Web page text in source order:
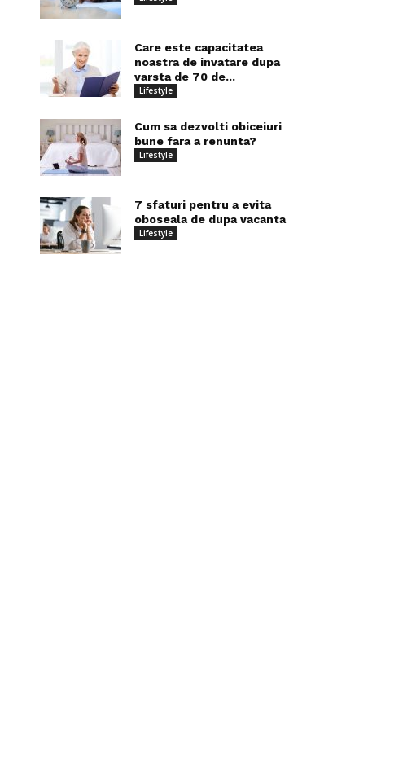
Care este capacitatea
noastra de invatare dupa
varsta de 70 de...
Lifestyle
Cum sa dezvolti obiceiuri
bune fara a renunta?
Lifestyle
7 sfaturi pentru a evita
oboseala de dupa vacanta
Lifestyle